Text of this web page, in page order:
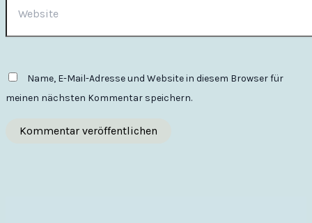
Name, E-Mail-Adresse und Website in diesem Browser für
meinen nächsten Kommentar speichern.